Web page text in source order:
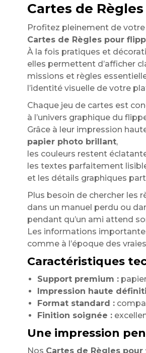
Cartes de
Profitez pleinement de
Cartes de Règles pour
À la fois pratiques et
elles permettent d’afficher
missions et règles
l’identité visuelle de votre
Chaque jeu de cartes est
à l’univers graphique du
Grâce à leur impression
papier photo brillant,
les couleurs restent
les textes parfaitement
et les détails graphiques
Plus besoin de chercher les
dans un manuel perdu ou
pendant qu’un ami attend
Les informations
comme à l’époque des
Caractéristiques
Support premium :
Impression haute
Format standard :
Finition soignée :
Une impression
Nos Cartes de Règles